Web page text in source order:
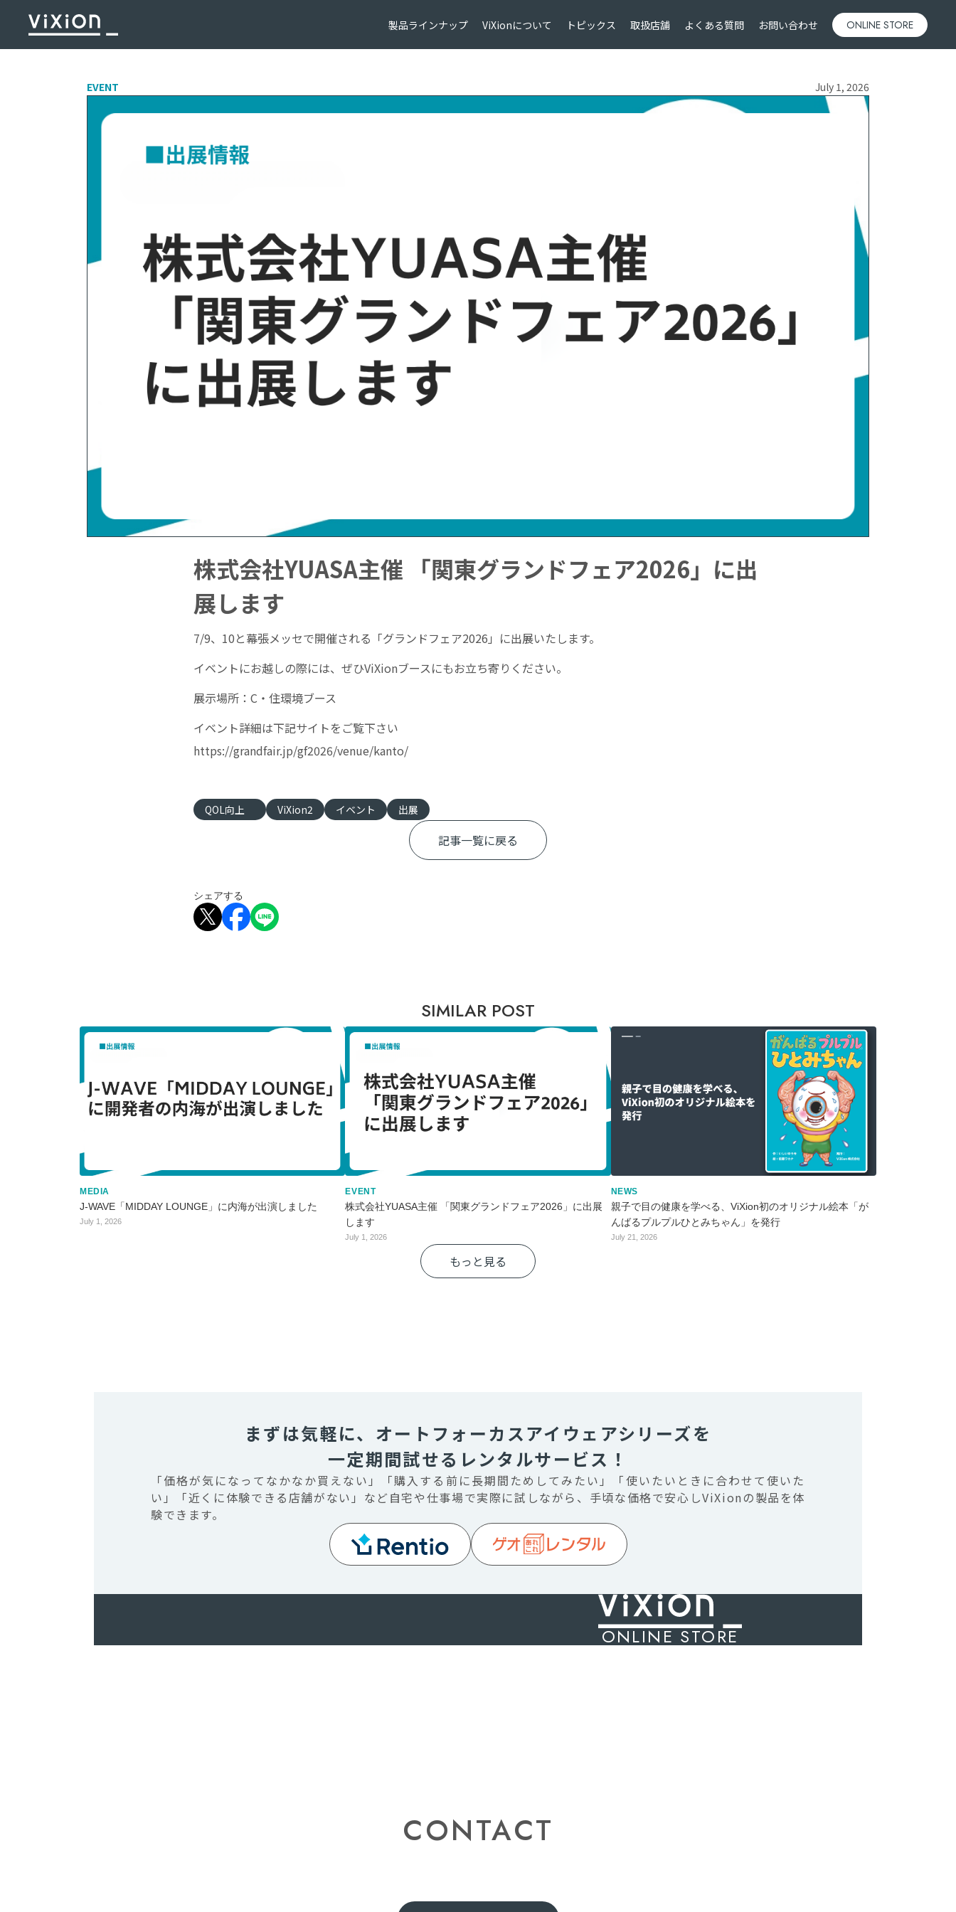
製品ラインナップ ViXionについて トピックス 取扱店舗 よくある質問 お問い合わせ ONLINE STORE
EVENT July 1, 2026
株式会社YUASA主催 「関東グランドフェア2026」に出
展します
7/9、10と幕張メッセで開催される「グランドフェア2026」に出展いたします。
イベントにお越しの際には、ぜひViXionブースにもお立ち寄りください。
展示場所：C・住環境ブース
イベント詳細は下記サイトをご覧下さい
https://grandfair.jp/gf2026/venue/kanto/
QOL向上 ViXion2 イベント 出展
記事一覧に戻る
シェアする
SIMILAR POST
MEDIA
J-WAVE「MIDDAY LOUNGE」に内海が出演しました
July 1, 2026
EVENT
株式会社YUASA主催 「関東グランドフェア2026」に出展
します
July 1, 2026
NEWS
親子で目の健康を学べる、ViXion初のオリジナル絵本「が
んばるプルプルひとみちゃん」を発行
July 21, 2026
もっと見る
まずは気軽に、オートフォーカスアイウェアシリーズを
一定期間試せるレンタルサービス！
「価格が気になってなかなか買えない」「購入する前に長期間ためしてみたい」「使いたいときに合わせて使いた
い」「近くに体験できる店舗がない」など自宅や仕事場で実際に試しながら、手頃な価格で安心しViXionの製品を体
験できます。
ONLINE STORE
CONTACT